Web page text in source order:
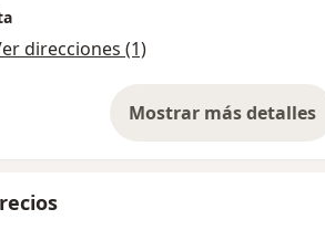
direcciones (1)
Mostrar más detalles
sobre la